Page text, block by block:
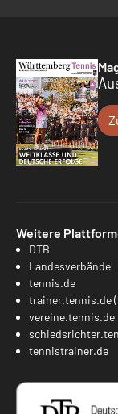
Weitere
DTB
Landesverbände
tennis.de
trainer.tennis.de
vereine.tennis.de
tennistrainer.de